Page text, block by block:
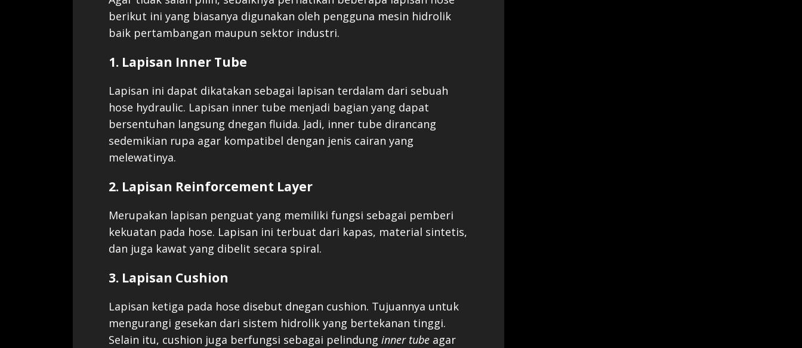
berikut ini yang biasanya digunakan oleh pengguna mesin hidrolik
baik pertambangan maupun sektor industri.
1. Lapisan Inner Tube
Lapisan ini dapat dikatakan sebagai lapisan terdalam dari sebuah
hose hydraulic. Lapisan inner tube menjadi bagian yang dapat
bersentuhan langsung dnegan fluida. Jadi, inner tube dirancang
sedemikian rupa agar kompatibel dengan jenis cairan yang
melewatinya.
2. Lapisan Reinforcement Layer
Merupakan lapisan penguat yang memiliki fungsi sebagai pemberi
kekuatan pada hose. Lapisan ini terbuat dari kapas, material sintetis,
dan juga kawat yang dibelit secara spiral.
3. Lapisan Cushion
Lapisan ketiga pada hose disebut dnegan cushion. Tujuannya untuk
mengurangi gesekan dari sistem hidrolik yang bertekanan tinggi.
Selain itu, cushion juga berfungsi sebagai pelindung inner tube agar